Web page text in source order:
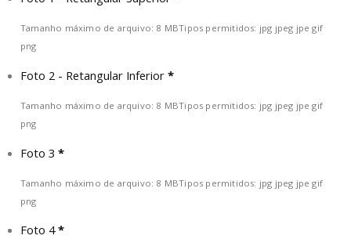
Tamanho máximo de arquivo: 8 MBTipos permitidos: jpg jpeg jpe gif
png
Foto 2 - Retangular Inferior *
Tamanho máximo de arquivo: 8 MBTipos permitidos: jpg jpeg jpe gif
png
Foto 3 *
Tamanho máximo de arquivo: 8 MBTipos permitidos: jpg jpeg jpe gif
png
Foto 4*